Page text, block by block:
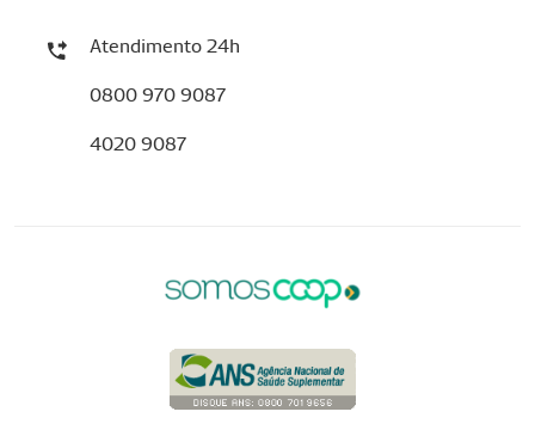
Atendimento 24h
0800 970 9087
4020 9087